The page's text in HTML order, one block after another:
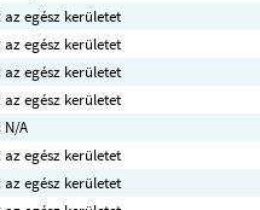
egész kerületet
egész kerületet
egész kerületet
egész kerületet
N/A
egész kerületet
egész kerületet